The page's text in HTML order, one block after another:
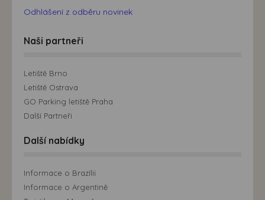
Odhlášení z odběru novinek
Naši partneři
Letiště Brno
Letiště Ostrava
GO Parking letiště Praha
Další Partneři
Další nabídky
Informace o Brazílii
Informace o Argentině